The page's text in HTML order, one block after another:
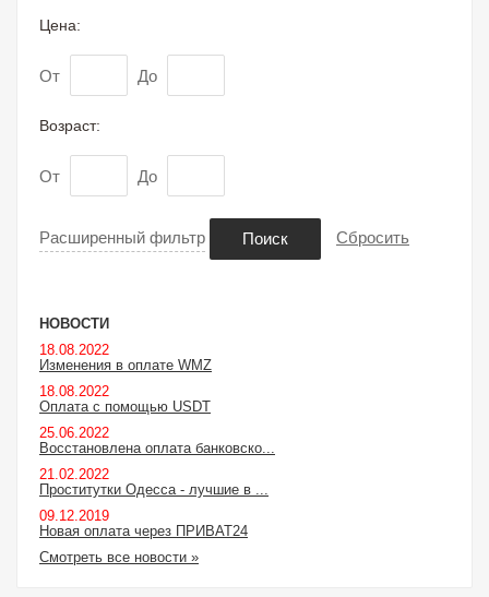
Цена:
От До
Возраст:
От До
Расширенный фильтр Поиск Сбросить
НОВОСТИ
18.08.2022
Изменения в оплате WMZ
18.08.2022
Оплата с помощью USDT
25.06.2022
Восстановлена оплата банковско...
21.02.2022
Проститутки Одесса - лучшие в ...
09.12.2019
Новая оплата через ПРИВАТ24
Смотреть все новости »